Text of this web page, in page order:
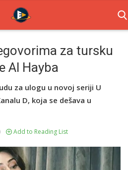
za tursku
Al Hayba
za ulogu u novoj seriji U
D, koja se dešava u
Add to Reading List